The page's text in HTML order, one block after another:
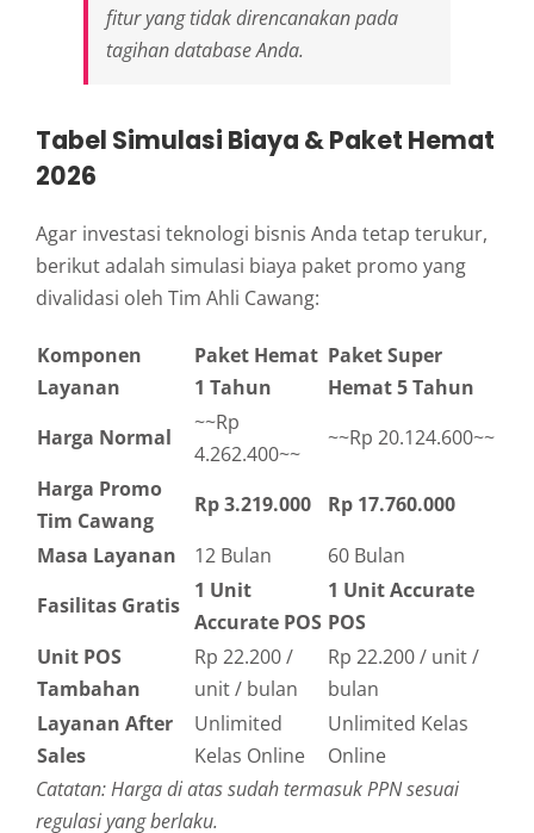
fitur yang tidak direncanakan pada
tagihan database Anda.
Tabel Simulasi Biaya & Paket Hemat
2026
Agar investasi teknologi bisnis Anda tetap terukur,
berikut adalah simulasi biaya paket promo yang
divalidasi oleh Tim Ahli Cawang:
Komponen
Layanan
Paket Hemat
1 Tahun
Paket Super
Hemat 5 Tahun
Harga Normal
~~Rp
4.262.400~~
~~Rp 20.124.600~~
Harga Promo
Tim Cawang
Rp 3.219.000
Rp 17.760.000
Masa Layanan
12 Bulan
60 Bulan
Fasilitas Gratis
1 Unit
Accurate POS
1 Unit Accurate
POS
Unit POS
Tambahan
Rp 22.200 /
unit / bulan
Rp 22.200 / unit /
bulan
Layanan After
Sales
Unlimited
Kelas Online
Unlimited Kelas
Online
Catatan: Harga di atas sudah termasuk PPN sesuai
regulasi yang berlaku.